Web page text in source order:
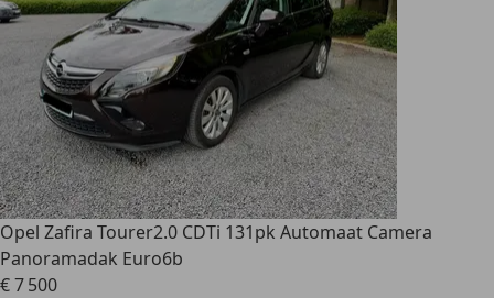
Opel Zafira Tourer2.0 CDTi 131pk Automaat Camera
Panoramadak Euro6b
€ 7 500